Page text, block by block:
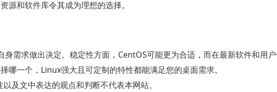
和软件库令其成为理想的选择。
需求做出决定。稳定性方面，CentOS可能更为合适，而在最新软件和用
一个，Linux强大且可定制的特性都能满足您的桌面需求。
及文中表达的观点和判断不代表本网站。